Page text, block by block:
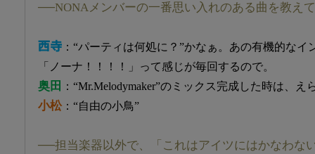
──NONAメンバーの一番思い入れのある曲を教え
西寺 ：“パーティは何処に？”かなぁ。あの有機的な
「ノーナ！！！！」って感じが毎回するので。
奥田 ：“Mr.Melodymaker”のミックス完成した時は、
小松：“自由の小鳥”
──担当楽器以外で、「これはアイツにはかなわな